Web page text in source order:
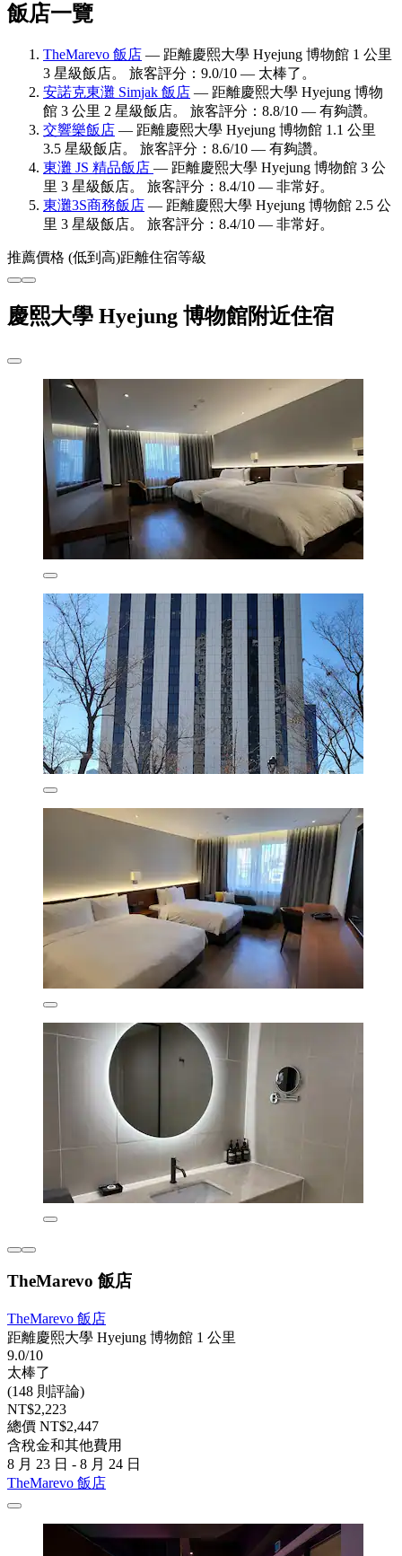
飯店一覽
TheMarevo 飯店 — 距離慶熙大學 Hyejung 博物館 1 公里
3 星級飯店。 旅客評分：9.0/10 — 太棒了。
安諾克東灘 Simjak 飯店 — 距離慶熙大學 Hyejung 博物
館 3 公里 2 星級飯店。 旅客評分：8.8/10 — 有夠讚。
交響樂飯店 — 距離慶熙大學 Hyejung 博物館 1.1 公里
3.5 星級飯店。 旅客評分：8.6/10 — 有夠讚。
東灘 JS 精品飯店 — 距離慶熙大學 Hyejung 博物館 3 公
里 3 星級飯店。 旅客評分：8.4/10 — 非常好。
東灘3S商務飯店 — 距離慶熙大學 Hyejung 博物館 2.5 公
里 3 星級飯店。 旅客評分：8.4/10 — 非常好。
推薦價格 (低到高)距離住宿等級
慶熙大學 Hyejung 博物館附近住宿
TheMarevo 飯店
TheMarevo 飯店
距離慶熙大學 Hyejung 博物館 1 公里
9.0/10
太棒了
(148 則評論)
NT$2,223
總價 NT$2,447
含稅金和其他費用
8 月 23 日 - 8 月 24 日
TheMarevo 飯店